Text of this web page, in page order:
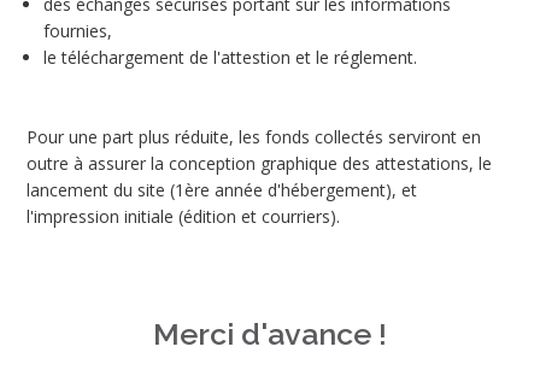
fournies,
le téléchargement de l'attestion et le réglement.
Pour une part plus réduite, les fonds collectés serviront en
outre à assurer la conception graphique des attestations, le
lancement du site (1ère année d'hébergement), et
l'impression initiale (édition et courriers).
Merci d'avance !